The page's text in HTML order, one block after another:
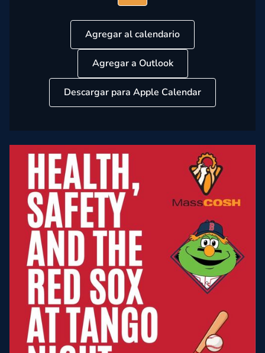
Agregar al calendario
Agregar a Outlook
Descargar para Apple Calendar